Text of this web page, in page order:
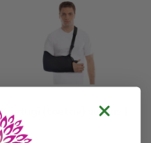
Käetugi (toetav) suurus 1
610-1